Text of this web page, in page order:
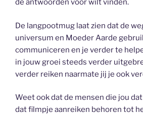
de antwoorden voor wilt vinden.
De langpootmug laat zien dat de
universum en Moeder Aarde
communiceren en je verder te
in jouw groei steeds verder
verder reiken naarmate jij je ook
Weet ook dat de mensen die jou
dat filmpje aanreiken behoren tot